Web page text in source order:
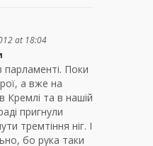
at 18:04
Поки
а вже на
Кремлі та в нашій
пригнули
тремтіння ніг. І
бо рука таки